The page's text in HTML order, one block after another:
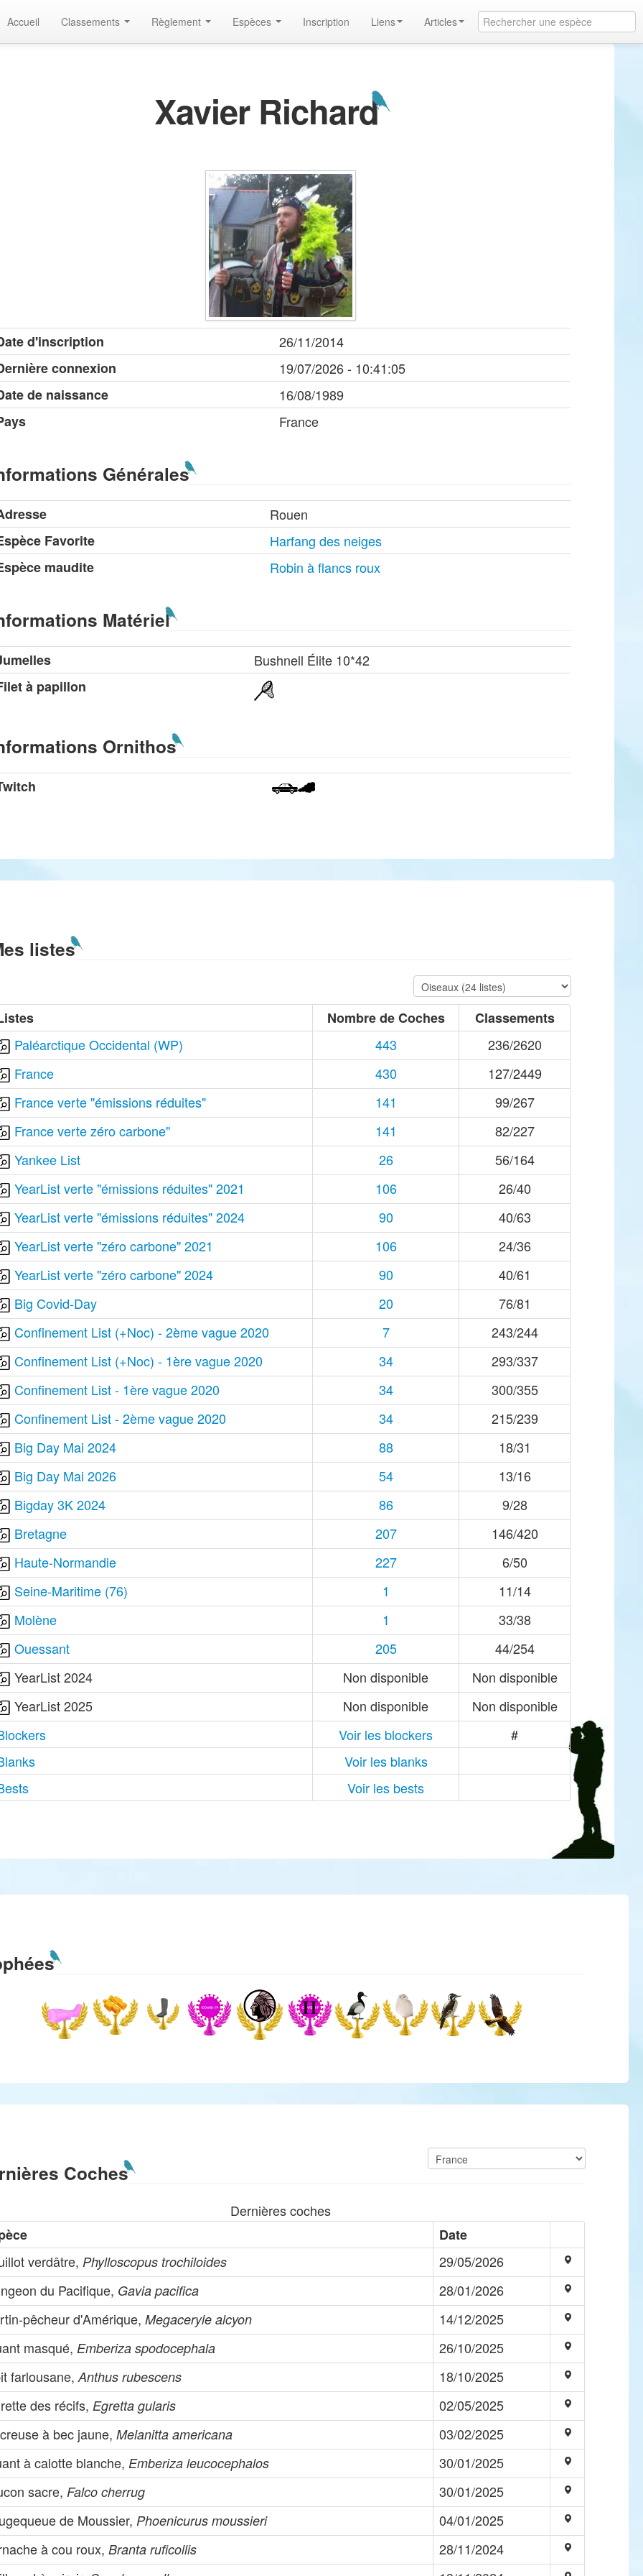
Accueil Classements Règlement Espèces Inscription Liens Articles
Xavier Richard
d'inscription
26/11/2014
connexion
19/07/2026 - 10:41:05
de naissance
16/08/1989
France
Générales
Rouen
Favorite
Harfang des neiges
maudite
Robin à flancs roux
Matériel
Bushnell Élite 10*42
à papillon
Ornithos
listes
Nombre de Coches
Classements
Paléarctique Occidental (WP)
443
236/2620
France
430
127/2449
France verte "émissions réduites"
141
99/267
France verte zéro carbone"
141
82/227
Yankee List
26
56/164
YearList verte "émissions réduites" 2021
106
26/40
YearList verte "émissions réduites" 2024
90
40/63
YearList verte "zéro carbone" 2021
106
24/36
YearList verte "zéro carbone" 2024
90
40/61
Big Covid-Day
20
76/81
Confinement List (+Noc) - 2ème vague 2020
7
243/244
Confinement List (+Noc) - 1ère vague 2020
34
293/337
Confinement List - 1ère vague 2020
34
300/355
Confinement List - 2ème vague 2020
34
215/239
Big Day Mai 2024
88
18/31
Big Day Mai 2026
54
13/16
Bigday 3K 2024
86
9/28
Bretagne
207
146/420
Haute-Normandie
227
6/50
Seine-Maritime (76)
1
11/14
Molène
1
33/38
Ouessant
205
44/254
YearList 2024
Non disponible
Non disponible
YearList 2025
Non disponible
Non disponible
Voir les blockers
#
Voir les blanks
Voir les bests
Coches
Dernières coches
Date
verdâtre, Phylloscopus trochiloides
29/05/2026
du Pacifique, Gavia pacifica
28/01/2026
pêcheur d'Amérique,Megaceryle alcyon
14/12/2025
masqué, Emberiza spodocephala
26/10/2025
farlousane,Anthus rubescens
18/10/2025
des récifs, Egretta gularis
02/05/2025
à bec jaune,Melanitta americana
03/02/2025
à calotte blanche, Emberiza leucocephalos
30/01/2025
sacre, Falco cherrug
30/01/2025
de Moussier, Phoenicurus moussieri
04/01/2025
à cou roux,Branta ruficollis
28/11/2024